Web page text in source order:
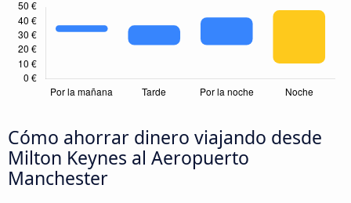
Cómo ahorrar dinero viajando desde
Milton Keynes al Aeropuerto
Manchester